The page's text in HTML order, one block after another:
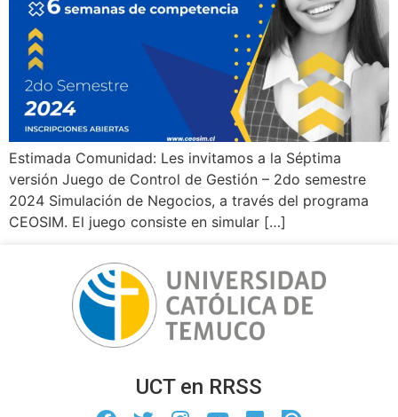
Estimada Comunidad: Les invitamos a la Séptima
versión Juego de Control de Gestión – 2do semestre
2024 Simulación de Negocios, a través del programa
CEOSIM. El juego consiste en simular […]
UCT en RRSS